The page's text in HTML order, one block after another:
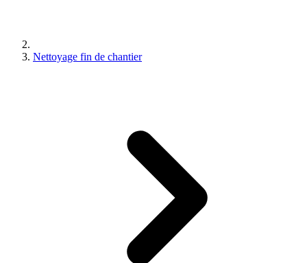
Nettoyage fin de chantier